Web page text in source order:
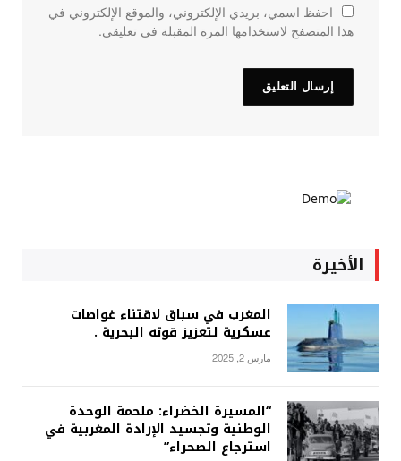
احفظ اسمي، بريدي الإلكتروني، والموقع الإلكتروني في
هذا المتصفح لاستخدامها المرة المقبلة في تعليقي.
الأخيرة
المغرب في سباق لاقتناء غواصات
عسكرية لتعزيز قوته البحرية .
مارس 2, 2025
“المسيرة الخضراء: ملحمة الوحدة
الوطنية وتجسيد الإرادة المغربية في
استرجاع الصحراء”